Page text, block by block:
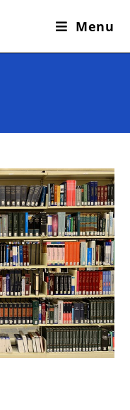
Menu